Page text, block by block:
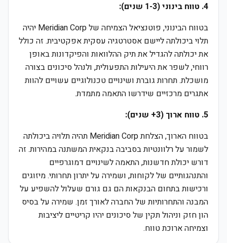
4. טווח בינוני (1-3 שנים):
בטווח הבינוני, פוטנציאל הצמיחה של Meridian Corp יהיה
תלוי ביכולתה ליישם אסטרטגיה עסקית אפקטיבית. זה כולל
את יכולתה להגדיל את תיק ההלוואות והפיקדונות באופן
רווחי, לשפר את היעילות התפעולית, ולנהל סיכונים בצורה
מושכלת. תחרות גוברת ושינויים טכנולוגיים עשויים להוות
אתגרים מרכזיים שידרשו התאמה מתמדת.
5. טווח ארוך (3+ שנים):
בטווח הארוך, הצלחת Meridian Corp תהיה תלויה ביכולתה
לשמור על רלוונטיות בסביבה בנקאית המשתנה במהירות. זה
דורש יכולת חדשנות, התאמה לשינויים דמוגרפיים
והתנהגותיים של לקוחות, ושמירה על יתרון תחרותי. מיזוגים
ורכישות בתחום הבנקאות הם גם גורם שעלול להשפיע על
המבנה והתחרותיות של החברה לאורך זמן. שמירה על בסיס
הון חזק וניהול תקין של סיכונים יהיו קריטיים ליציבות
וצמיחה ארוכת טווח.